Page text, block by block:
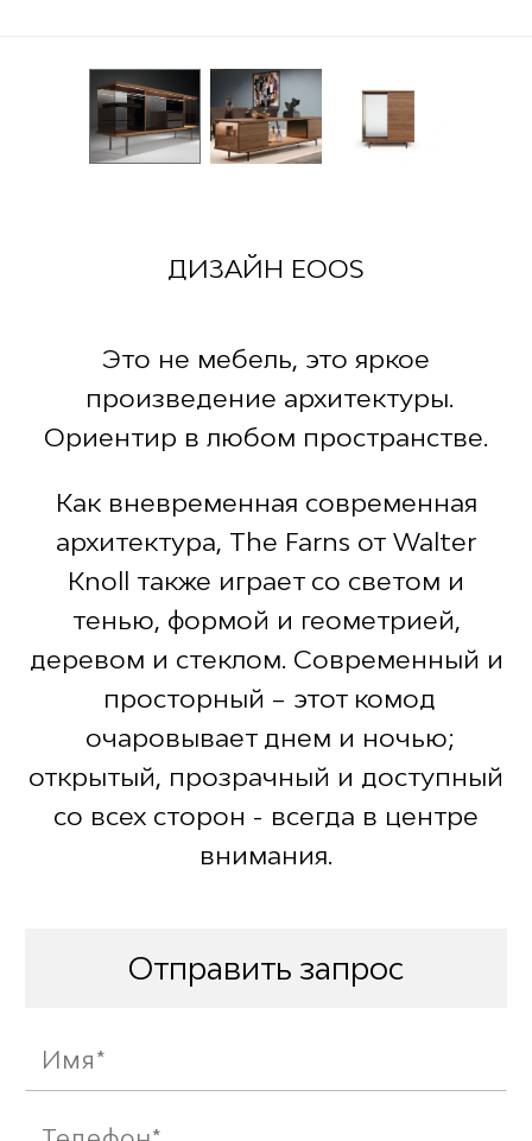
ДИЗАЙН EOOS
Это не мебель, это яркое
произведение архитектуры.
Ориентир в любом пространстве.
Как вневременная современная
архитектура, The Farns от Walter
Knoll также играет со светом и
тенью, формой и геометрией,
деревом и стеклом. Современный и
просторный – этот комод
очаровывает днем и ночью;
открытый, прозрачный и доступный
со всех сторон - всегда в центре
внимания.
Отправить запрос